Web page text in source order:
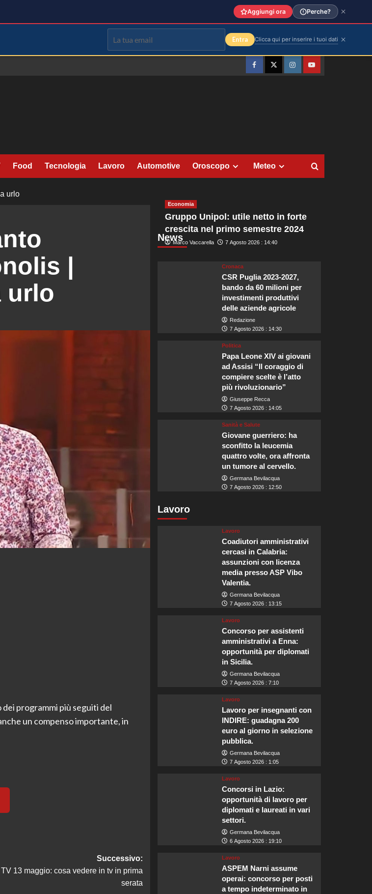
FacebookTwitterInstagramYouTube
Food Tecnologia Lavoro Automotive Oroscopo Meteo
urlo
|
urlo
dei programmi più seguiti del
un compenso importante, in
Successivo:
13 maggio: cosa vedere in tv in prima
serata
News
Economia
Gruppo Unipol: utile netto in forte
crescita nel primo semestre 2024
Marco Vaccarella 7 Agosto 2026 : 14:40
Cronaca
CSR Puglia 2023-2027,
bando da 60 milioni per
investimenti produttivi
delle aziende agricole
Redazione
7 Agosto 2026 : 14:30
Politica
Papa Leone XIV ai giovani
ad Assisi “Il coraggio di
compiere scelte è l’atto
più rivoluzionario”
Giuseppe Recca
7 Agosto 2026 : 14:05
Sanità e Salute
Giovane guerriero: ha
sconfitto la leucemia
quattro volte, ora affronta
un tumore al cervello.
Germana Bevilacqua
7 Agosto 2026 : 12:50
Lavoro
Lavoro
Coadiutori amministrativi
cercasi in Calabria:
assunzioni con licenza
media presso ASP Vibo
Valentia.
Germana Bevilacqua
7 Agosto 2026 : 13:15
Lavoro
Concorso per assistenti
amministrativi a Enna:
opportunità per diplomati
in Sicilia.
Germana Bevilacqua
7 Agosto 2026 : 7:10
Lavoro
Lavoro per insegnanti con
INDIRE: guadagna 200
euro al giorno in selezione
pubblica.
Germana Bevilacqua
7 Agosto 2026 : 1:05
Lavoro
Concorsi in Lazio:
opportunità di lavoro per
diplomati e laureati in vari
settori.
Germana Bevilacqua
6 Agosto 2026 : 19:10
Lavoro
ASPEM Narni assume
operai: concorso per posti
a tempo indeterminato in
Aggiungi ora Perche?
Entra Clicca qui per inserire i tuoi dati